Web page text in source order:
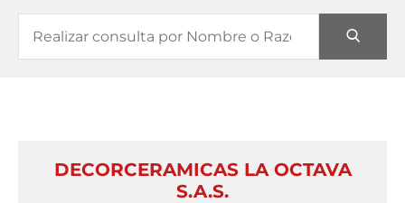
DECORCERAMICAS LA OCTAVA
S.A.S.